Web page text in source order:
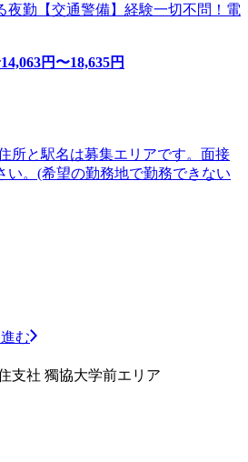
夜勤【交通警備】経験一切不問！電
14,063円〜18,635円
所と駅名は募集エリアです。面接
い。(希望の勤務地で勤務できない
む
支社 獨協大学前エリア